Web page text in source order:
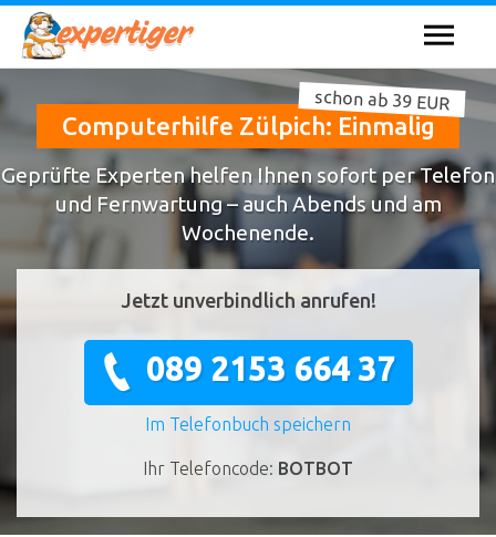
Computerhilfe Zülpich: Einmalig
schon ab 39 EUR
Geprüfte Experten helfen Ihnen sofort per Telefon
und Fernwartung – auch Abends und am
Wochenende.
Jetzt unverbindlich anrufen!
089 2153 664 37
Im Telefonbuch speichern
Ihr Telefoncode: BOTBOT